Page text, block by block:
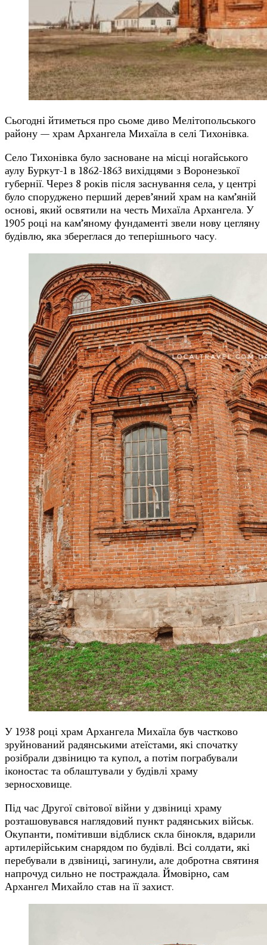
Сьогодні йтиметься про сьоме диво Мелітопольського
району — храм Архангела Михаїла в селі Тихонівка.
Село Тихонівка було засноване на місці ногайського
аулу Буркут-1 в 1862-1863 вихідцями з Воронезької
губернії. Через 8 років після заснування села, у центрі
було споруджено перший дерев’яний храм на кам’яній
основі, який освятили на честь Михаїла Архангела. У
1905 році на кам’яному фундаменті звели нову цегляну
будівлю, яка збереглася до теперішнього часу.
У 1938 році храм Архангела Михаїла був частково
зруйнований радянськими атеїстами, які спочатку
розібрали дзвіницю та купол, а потім пограбували
іконостас та облаштували у будівлі храму
зерносховище.
Під час Другої світової війни у ​​дзвіниці храму
розташовувався наглядовий пункт радянських військ.
Окупанти, помітивши відблиск скла бінокля, вдарили
артилерійським снарядом по будівлі. Всі солдати, які
перебували в дзвіниці, загинули, але добротна святиня
напрочуд сильно не постраждала. Ймовірно, сам
Архангел Михайло став на її захист.